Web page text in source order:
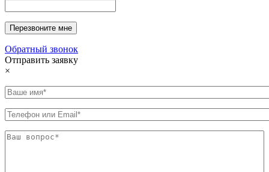
Обратный звонок
Отправить заявку
×